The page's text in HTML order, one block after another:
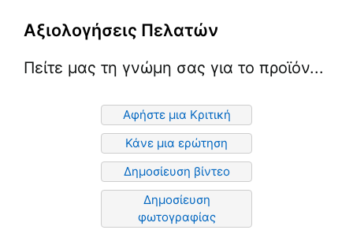
Αξιολογήσεις Πελατών
Πείτε μας τη γνώμη σας για το προϊόν...
Αφήστε μια Κριτική
Κάνε μια ερώτηση
Δημοσίευση βίντεο
Δημοσίευση
φωτογραφίας